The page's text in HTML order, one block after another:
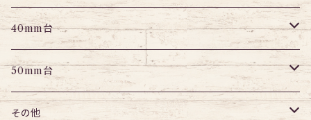
パーツ
パーツ
アイレット
パーツ
チューブ
プラグ
アイレット
パーツ
トンネル
プラグ
アイレット
40mm台
トンネル
プラグ
50mm台
トンネル
その他